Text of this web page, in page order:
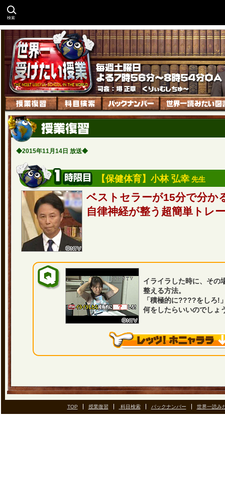
検索
◆2015年11月14日 放送◆
【保健体育】小林 弘幸 先生
ベストセラーが15分で分か
自律神経が整う超簡単トレ
イライラした時に、その
整える方法。
「積極的に????をしろ!
何をしたらいいのでしょ
TOP 授業復習 科目検索 バックナンバー 世界一読み